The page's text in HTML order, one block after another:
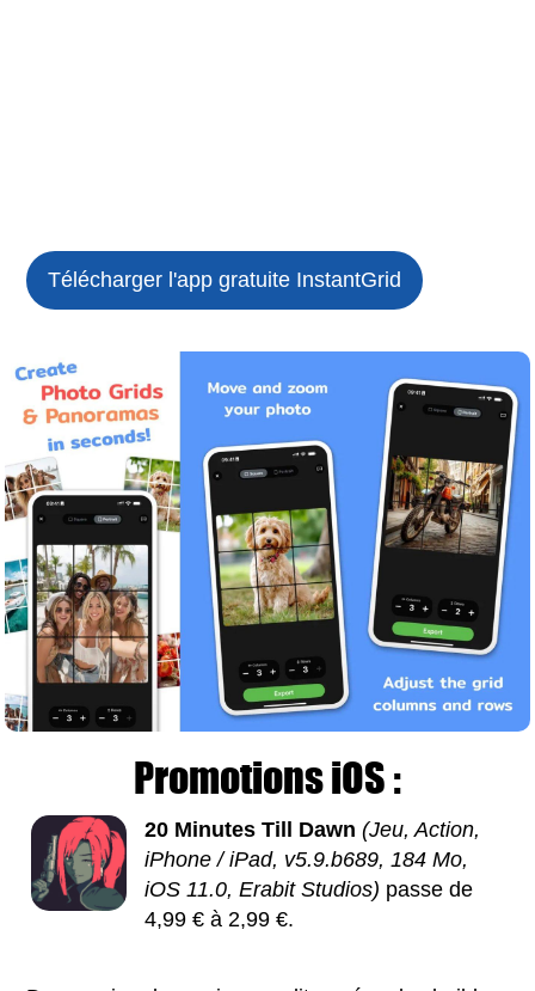
Télécharger l'app gratuite InstantGrid
Promotions iOS :
20 Minutes Till Dawn (Jeu, Action,
iPhone / iPad, v5.9.b689, 184 Mo,
iOS 11.0, Erabit Studios) passe de
4,99 € à 2,99 €.